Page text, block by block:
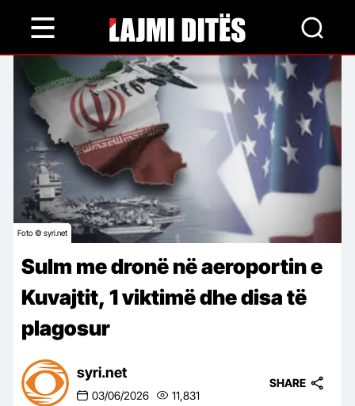
content
Foto © syri.net
Sulm me dronë në aeroportin e
Kuvajtit, 1 viktimë dhe disa të
plagosur
syri.net
03/06/2026 11,831
SHARE